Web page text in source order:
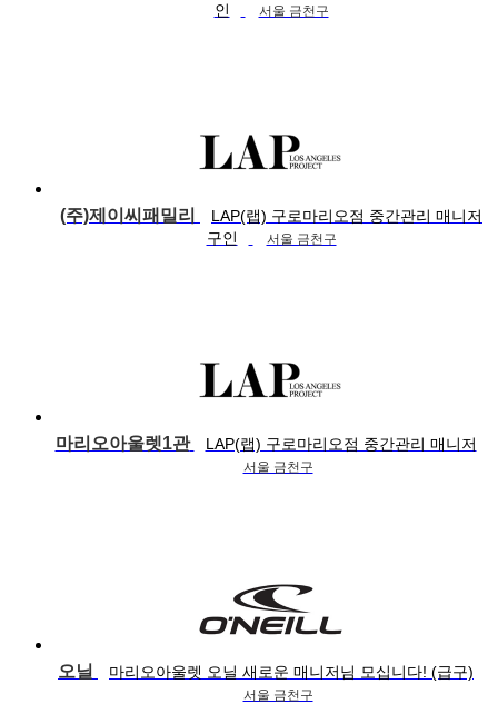
인
서울 금천구
(주)제이씨패밀리
LAP(랩) 구로마리오점 중간관리 매니저
구인
서울 금천구
마리오아울렛1관 LAP(랩) 구로마리오점 중간관리 매니저
서울 금천구
오닐 마리오아울렛 오닐 새로운 매니저님 모십니다! (급구)
서울 금천구